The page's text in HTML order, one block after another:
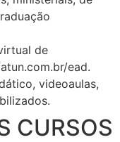
de
ead.
videoaulas,
CURSOS